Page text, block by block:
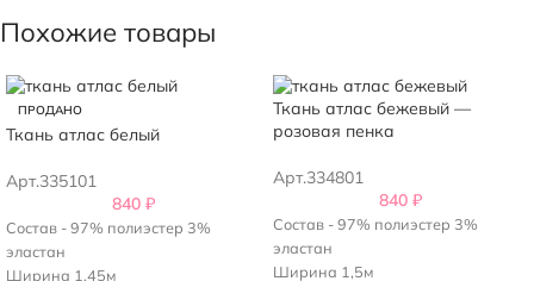
Похожие товары
ПРОДАНО
Ткань атлас белый
Арт.335101
840 ₽
Состав - 97% полиэстер 3%
эластан
Ширина 1,45м
Ткань атлас бежевый —
розовая пенка
Арт.334801
840 ₽
Состав - 97% полиэстер 3%
эластан
Ширина 1,5м